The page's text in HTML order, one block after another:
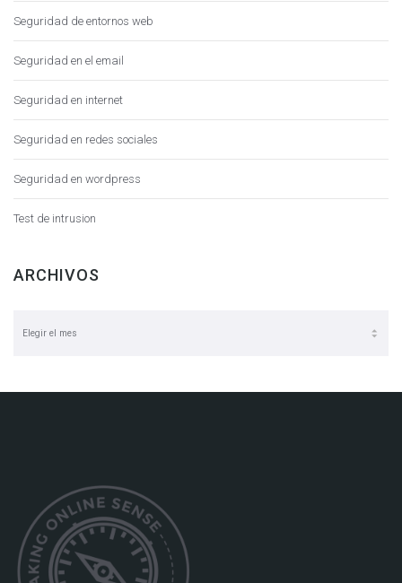
Seguridad de entornos web
Seguridad en el email
Seguridad en internet
Seguridad en redes sociales
Seguridad en wordpress
Test de intrusion
ARCHIVOS